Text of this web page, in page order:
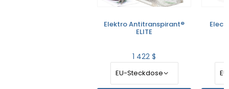
Elektro Antitranspirant®
ELITE
1 422 $